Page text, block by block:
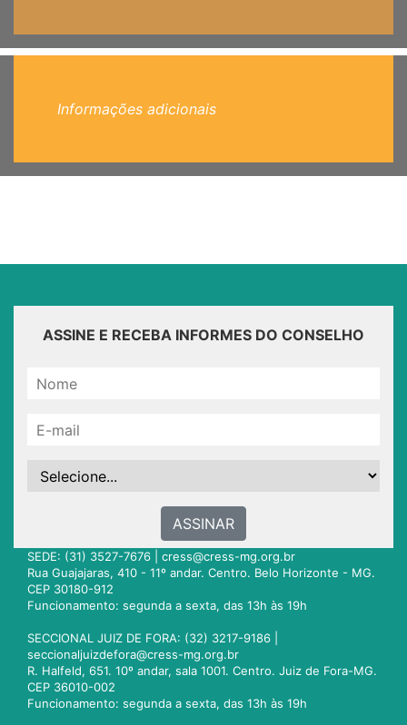
Informações adicionais
ASSINE E RECEBA INFORMES DO CONSELHO
ASSINAR
SEDE: (31) 3527-7676 | cress@cress-mg.org.br
Rua Guajajaras, 410 - 11º andar. Centro. Belo Horizonte - MG.
CEP 30180-912
Funcionamento: segunda a sexta, das 13h às 19h
SECCIONAL JUIZ DE FORA: (32) 3217-9186 |
seccionaljuizdefora@cress-mg.org.br
R. Halfeld, 651. 10º andar, sala 1001. Centro. Juiz de Fora-MG.
CEP 36010-002
Funcionamento: segunda a sexta, das 13h às 19h